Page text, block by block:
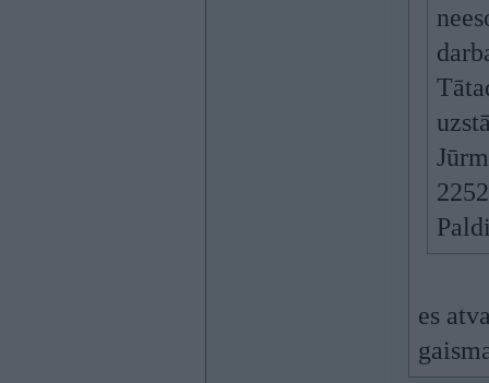
es